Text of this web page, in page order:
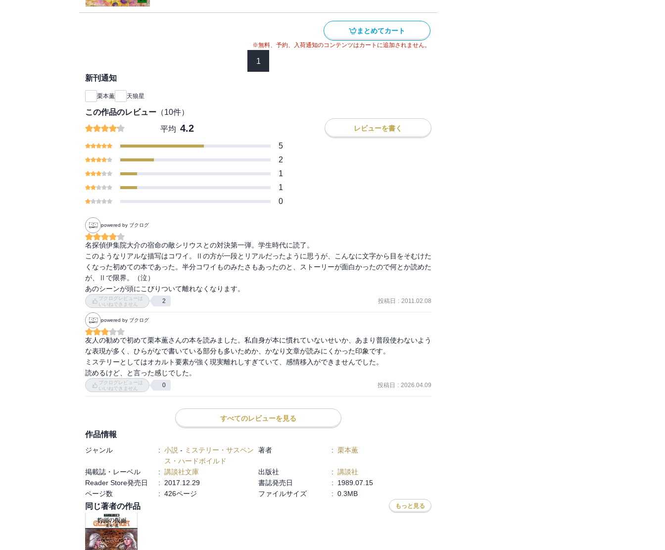
まとめてカート
※無料、予約、入荷通知のコンテンツはカートに追加されません。
1
新刊通知
栗本薫 天狼星
この作品のレビュー （10件）
平均 4.2 レビューを書く
5
2
1
1
0
powered by ブクログ
名探偵伊集院大介の宿命の敵シリウスとの対決第一弾。学生時代に読了。
このようなリアルな描写はコワイ。Ⅱの方が一段とリアルだったように思うが、こんなに文字から目をそむけた
くなった初めての本であった。半分コワイものみたさもあったのと、ストーリーが面白かったので何とか読めた
が、Ⅱで限界。（泣）
あのシーンが頭にこびりついて離れなくなります。
ブクログレビューは
いいねできません
2 投稿日 : 2011.02.08
powered by ブクログ
友人の勧めで初めて栗本薫さんの本を読みました。私自身が本に慣れていないせいか、あまり普段使わないよう
な表現が多く、ひらがなで書いている部分も多いためか、かなり文章が読みにくかった印象です。
ミステリーとしてはオカルト要素が強く現実離れしすぎていて、感情移入ができませんでした。
読めるけど、と言った感じでした。
ブクログレビューは
いいねできません
0 投稿日 : 2026.04.09
すべてのレビューを見る
作品情報
ジャンル : 小説 - ミステリー・サスペン
ス・ハードボイルド
著者 : 栗本薫
掲載誌・レーベル : 講談社文庫 出版社 : 講談社
Reader Store発売日
: 2017.12.29 書誌発売日 :
1989.07.15
ページ数
: 426ページ ファイルサイズ : 0.3MB
同じ著者の作品 もっと見る